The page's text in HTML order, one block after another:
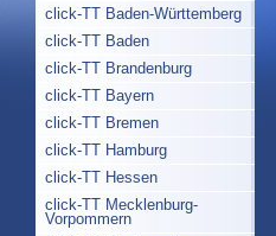
click-TT Baden-Württemberg
click-TT Baden
click-TT Brandenburg
click-TT Bayern
click-TT Bremen
click-TT Hamburg
click-TT Hessen
click-TT Mecklenburg-
Vorpommern